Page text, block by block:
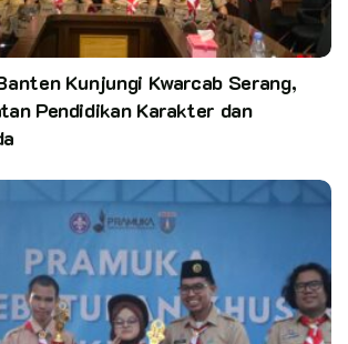
Kunjungi Kwarcab Serang,
Pendidikan Karakter dan